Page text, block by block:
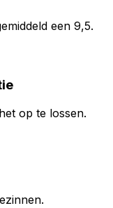
een 9,5.
op te lossen.